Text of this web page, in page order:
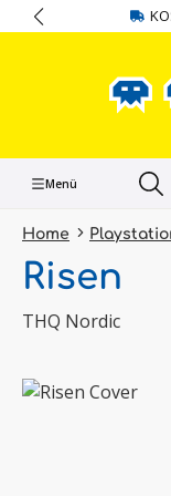
springen
Menü
Home
Risen
THQ Nordic
Bildergalerie